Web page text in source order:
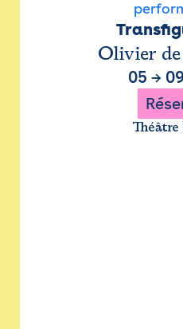
Olivier
05 →
Théâtre